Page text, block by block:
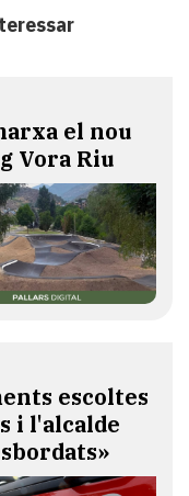
el nou
Vora Riu
escoltes
i l'alcalde